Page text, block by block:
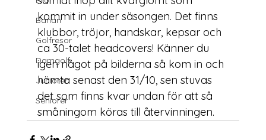
Banan
Golfresor
Damgolf
Juniorer
Seniorer
kommit in under säsongen. Det finns
klubbor, tröjor, handskar, kepsar och
ca 30-talet headcovers! Känner du
igen något på bilderna så kom in och
hämta senast den 31/10, sen stuvas
det som finns kvar undan för att så
småningom köras till återvinningen.